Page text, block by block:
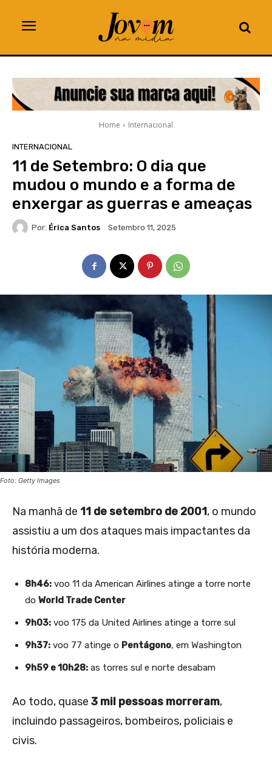
Home Internacional
INTERNACIONAL
11 de Setembro: O dia que
mudou o mundo e a forma de
enxergar as guerras e ameaças
Por: Érica Santos Setembro 11, 2025
Foto: Getty Images
Na manhã de 11 de setembro de 2001, o mundo
assistiu a um dos ataques mais impactantes da
história moderna.
8h46: voo 11 da American Airlines atinge a torre norte
do World Trade Center
9h03: voo 175 da United Airlines atinge a torre sul
9h37: voo 77 atinge o Pentágono, em Washington
9h59 e 10h28: as torres sul e norte desabam
Ao todo, quase 3 mil pessoas morreram,
incluindo passageiros, bombeiros, policiais e
civis.